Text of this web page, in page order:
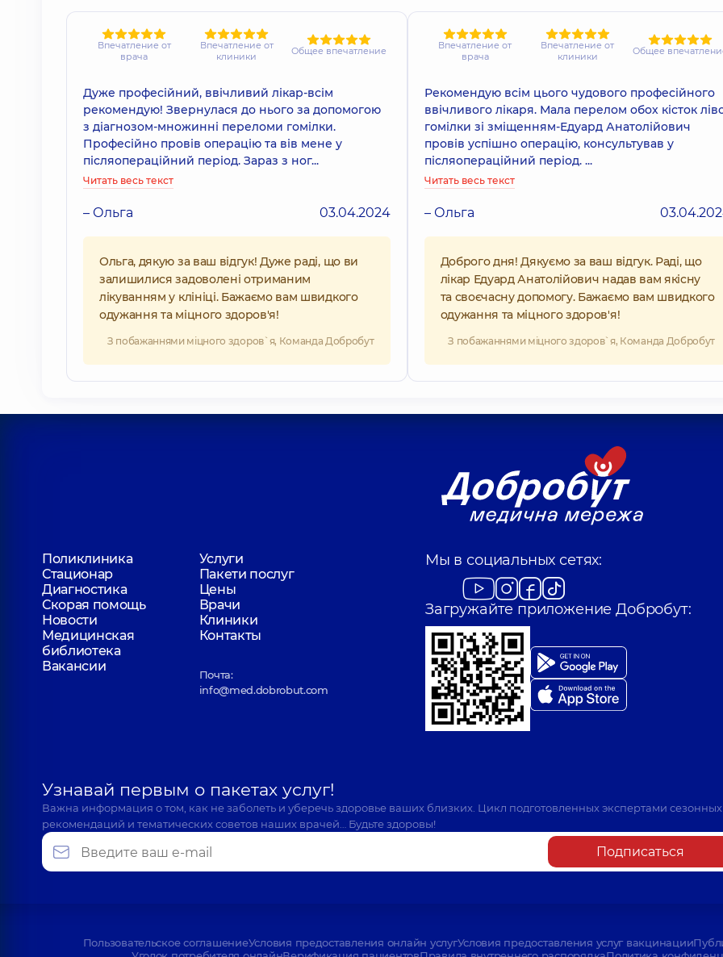
Впечатление от
врача
Впечатление от
клиники
Общее впечатление
Дуже професійний, ввічливий лікар-всім
рекомендую! Звернулася до нього за допомогою
з діагнозом-множинні переломи гомілки.
Професійно провів операцію та вів мене у
післяопераційний період. Зараз з ног...
Читать весь текст
– Ольга 03.04.2024
Ольга, дякую за ваш відгук! Дуже раді, що ви
залишилися задоволені отриманим
лікуванням у клініці. Бажаємо вам швидкого
одужання та міцного здоров'я!
З побажаннями міцного здоров`я, Команда Добробут
Впечатление от
врача
Впечатление от
клиники
Общее
Рекомендую всім цього чудового професійного
ввічливого лікаря. Мала перелом обох кісток
гомілки зі зміщенням-Едуард Анатолійович
провів успішно операцію, консультував у
післяопераційний період. ...
Читать весь текст
– Ольга
Доброго дня! Дякуємо за ваш відгук. Раді, що
лікар Едуард Анатолійович надав вам якісну
та своєчасну допомогу. Бажаємо вам швидкого
одужання та міцного здоров'я!
З побажаннями міцного здоров`я, Команда Добробут
Поликлиника
Услуги
Стационар
Пакети послуг
Диагностика
Цены
Скорая помощь
Врачи
Новости
Клиники
Медицинская
библиотека
Контакты
Вакансии
Почта:
info@med.dobrobut.com
Мы в социальных сетях:
Загружайте приложение Добробут:
Узнавай первым о пакетах услуг!
Важна информация о том, как не заболеть и уберечь здоровье ваших близких. Цикл подготовленных экспертами сезонных
рекомендаций и тематических советов наших врачей… Будьте здоровы!
Подписаться
Пользовательское соглашениеУсловия предоставления онлайн услугУсловия предоставления услуг вакцинации